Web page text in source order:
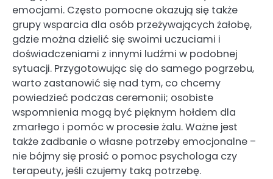
emocjami. Często pomocne okazują się także
grupy wsparcia dla osób przeżywających żałobę,
gdzie można dzielić się swoimi uczuciami i
doświadczeniami z innymi ludźmi w podobnej
sytuacji. Przygotowując się do samego pogrzebu,
warto zastanowić się nad tym, co chcemy
powiedzieć podczas ceremonii; osobiste
wspomnienia mogą być pięknym hołdem dla
zmarłego i pomóc w procesie żalu. Ważne jest
także zadbanie o własne potrzeby emocjonalne –
nie bójmy się prosić o pomoc psychologa czy
terapeuty, jeśli czujemy taką potrzebę.